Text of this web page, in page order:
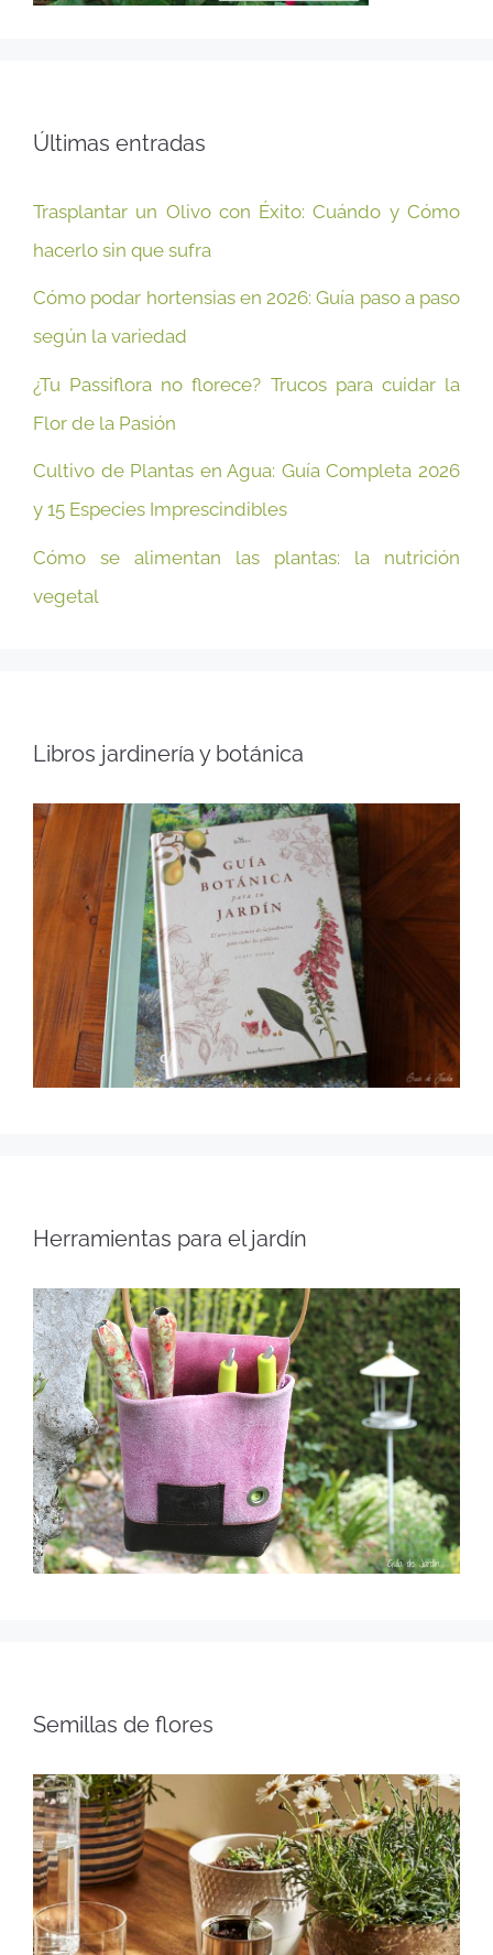
Últimas entradas
Trasplantar un Olivo con Éxito: Cuándo y Cómo
hacerlo sin que sufra
Cómo podar hortensias en 2026: Guía paso a paso
según la variedad
¿Tu Passiflora no florece? Trucos para cuidar la
Flor de la Pasión
Cultivo de Plantas en Agua: Guía Completa 2026
y 15 Especies Imprescindibles
Cómo se alimentan las plantas: la nutrición
vegetal
Libros jardinería y botánica
Herramientas para el jardín
Semillas de flores